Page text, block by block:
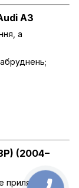
A3
а
(2004–
прилягання,